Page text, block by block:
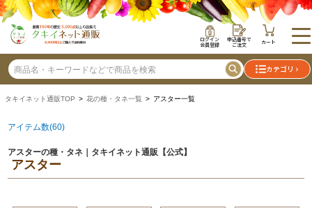
ログイン
会員登録
申込番号で
ご注文 カート
カテゴリ
タキイネット通販TOP > 花の種・タネ一覧 > アスター一覧
アイテム数(60)
アスターの種・タネ｜タキイネット通販【公式】
アスター